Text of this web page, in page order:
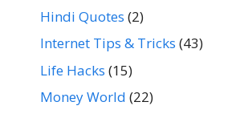
Hindi Quotes (2)
Internet Tips & Tricks (43)
Life Hacks (15)
Money World (22)